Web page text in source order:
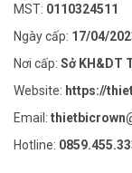
MST: 0110324511
Ngày cấp: 17/04/
Nơi cấp: Sở KH&DT
Website: https://
Email:
Hotline: